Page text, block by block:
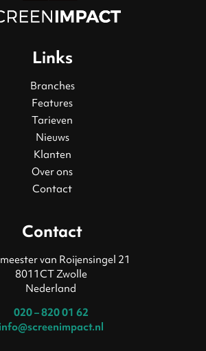
Links
Branches
Features
Tarieven
Nieuws
Klanten
Over ons
Contact
Contact
van Roijensingel 21
8011CT Zwolle
Nederland
020 – 820 01 62
info@screenimpact.nl